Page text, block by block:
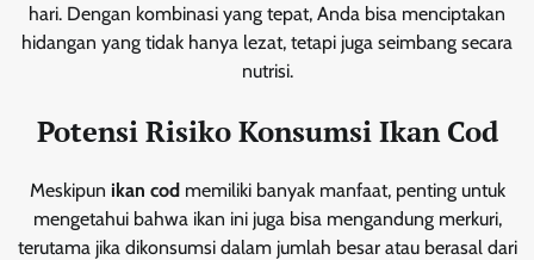
hari. Dengan kombinasi yang tepat, Anda bisa menciptakan
hidangan yang tidak hanya lezat, tetapi juga seimbang secara
nutrisi.
Potensi Risiko Konsumsi Ikan Cod
Meskipun ikan codmemiliki banyak manfaat, penting untuk
mengetahui bahwa ikan ini juga bisa mengandung merkuri,
terutama jika dikonsumsi dalam jumlah besar atau berasal dari